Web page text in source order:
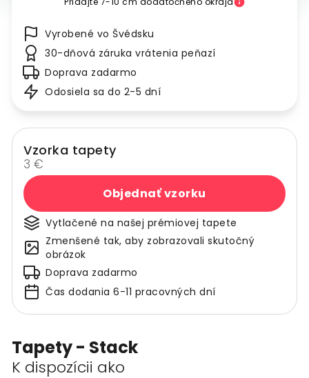
Tapety - Stack
K dispozícii ako
Vyrobené vo Švédsku
30-dňová záruka vrátenia peňazí
Doprava zadarmo
Odosiela sa do 2-5 dní
Vzorka tapety
3 €
Objednať vzorku
Vytlačené na našej prémiovej tapete
Zmenšené tak, aby zobrazovali skutočný
obrázok
Doprava zadarmo
Čas dodania 6-11 pracovných dní